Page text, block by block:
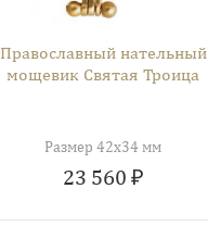
Православный нательный
мощевик Святая Троица
Размер 42х34 мм
23 560 ₽